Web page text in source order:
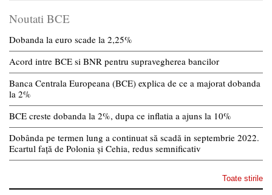
Noutati BCE
Dobanda la euro scade la 2,25%
Acord intre BCE si BNR pentru supravegherea bancilor
Banca Centrala Europeana (BCE) explica de ce a majorat dobanda
la 2%
BCE creste dobanda la 2%, dupa ce inflatia a ajuns la 10%
Dobânda pe termen lung a continuat să scadă in septembrie 2022.
Ecartul față de Polonia și Cehia, redus semnificativ
Toate stirile